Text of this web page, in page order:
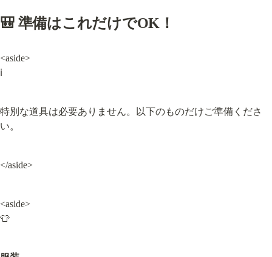
🎒 準備はこれだけでOK！
<aside>
ℹ️
特別な道具は必要ありません。以下のものだけご準備くださ
い。
</aside>
<aside>
👕